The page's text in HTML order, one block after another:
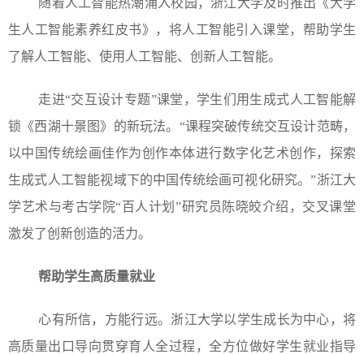
随着人工智能热潮涌入校园，浙江大学及时推出《大学
生人工智能素养红皮书》，将人工智能引入课堂，帮助学生
了解人工智能、使用人工智能、创新人工智能。
走进“交互设计专题”课堂，学生们用生成式人工智能解
锁《西湖十景图》的新玩法。“课程突破传统交互设计范畴，
以中国传统绘画佳作为创作本体进行数字化艺术创作，探索
生成式人工智能视域下的中国传统绘画可视化研究。”浙江大
学艺术与考古学院“百人计划”研究员陈晓皎介绍，交叉课堂
激发了创新创造的活力。
帮助学生高质量就业
心有所信，方能行远。浙江大学以学生成长为中心，将
高质量出口导向贯穿育人全过程，全方位做好学生就业指导